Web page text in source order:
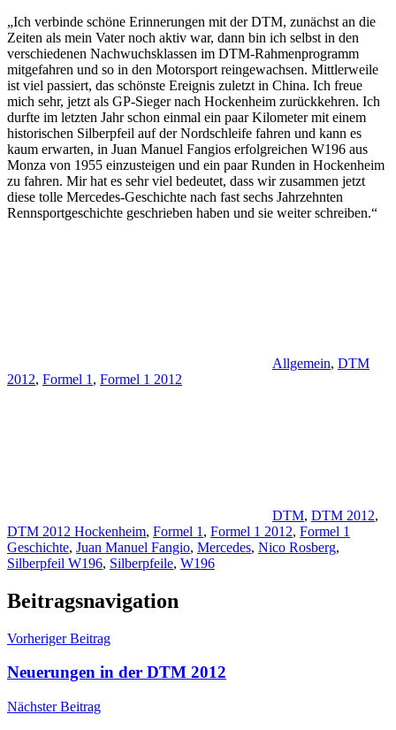
„Ich verbinde schöne Erinnerungen mit der DTM, zunächst an die
Zeiten als mein Vater noch aktiv war, dann bin ich selbst in den
verschiedenen Nachwuchsklassen im DTM-Rahmenprogramm
mitgefahren und so in den Motorsport reingewachsen. Mittlerweile
ist viel passiert, das schönste Ereignis zuletzt in China. Ich freue
mich sehr, jetzt als GP-Sieger nach Hockenheim zurückkehren. Ich
durfte im letzten Jahr schon einmal ein paar Kilometer mit einem
historischen Silberpfeil auf der Nordschleife fahren und kann es
kaum erwarten, in Juan Manuel Fangios erfolgreichen W196 aus
Monza von 1955 einzusteigen und ein paar Runden in Hockenheim
zu fahren. Mir hat es sehr viel bedeutet, dass wir zusammen jetzt
diese tolle Mercedes-Geschichte nach fast sechs Jahrzehnten
Rennsportgeschichte geschrieben haben und sie weiter schreiben.“
Allgemein, DTM
2012, Formel 1 , Formel 1 2012
DTM, DTM 2012,
DTM 2012 Hockenheim, Formel 1 , Formel 1 2012, Formel 1
Geschichte, Juan Manuel Fangio, Mercedes, Nico Rosberg,
Silberpfeil W196, Silberpfeile, W196
Beitragsnavigation
Vorheriger Beitrag
Neuerungen in der DTM 2012
Nächster Beitrag